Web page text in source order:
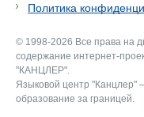
Политика
© 1998-2026 Все права на
содержание интернет-
"КАНЦЛЕР".
Языковой центр "Канцлер"
образование за границей.